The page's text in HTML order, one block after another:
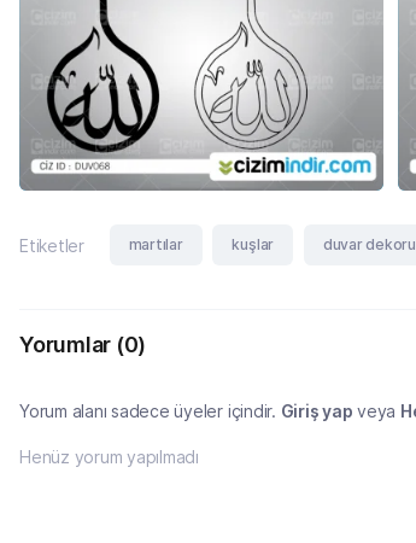
Etiketler martılar kuşlar duvar dekoru
Yorumlar (0)
Yorum alanı sadece üyeler içindir. Giriş yap veya
Henüz yorum yapılmadı